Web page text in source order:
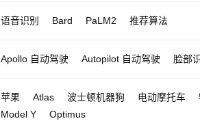
语音识别 Bard PaLM2 推荐算法
Apollo 自动驾驶 Autopilot 自动驾驶 脸部
苹果 Atlas 波士顿机器狗 电动摩托车
Model Y
Optimus